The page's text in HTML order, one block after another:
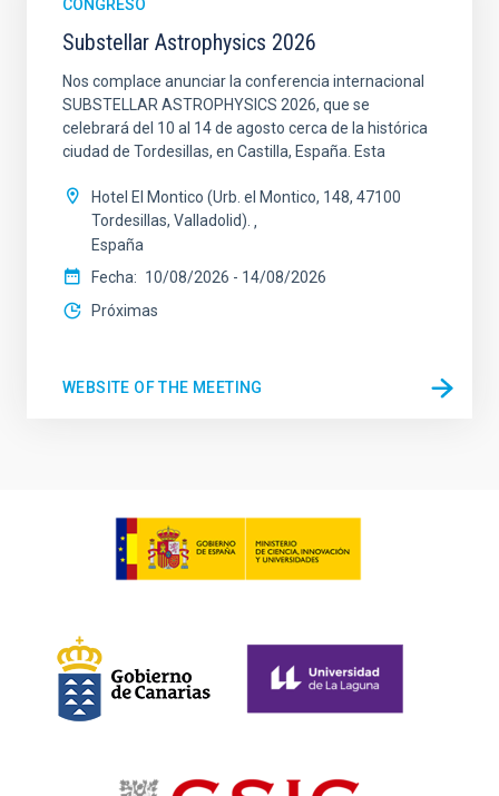
CONGRESO
Substellar Astrophysics 2026
Nos complace anunciar la conferencia internacional
SUBSTELLAR ASTROPHYSICS 2026, que se
celebrará del 10 al 14 de agosto cerca de la histórica
ciudad de Tordesillas, en Castilla, España. Esta
Hotel El Montico (Urb. el Montico, 148, 47100
Tordesillas, Valladolid).
España
Fecha
10/08/2026 - 14/08/2026
Próximas
WEBSITE OF THE MEETING